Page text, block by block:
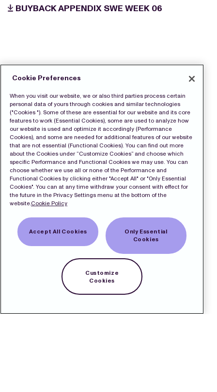
BUYBACK APPENDIX SWE WEEK 06
Cookie Preferences
When you visit our website, we or also third parties process certain
personal data of yours through cookies and similar technologies
("Cookies "). Some of these are essential for our website and its core
features to work (Essential Cookies), some are used to analyze how
our website is used and optimize it accordingly (Performance
Cookies), and some are needed for additional features of our website
that are not essential (Functional Cookies). You can find out more
about the Cookies under “Customize Cookies” and choose which
specific Performance and Functional Cookies we may use. You can
choose whether we use all or none of the Performance and
Functional Cookies by clicking either "Accept All" or "Only Essential
Cookies". You can at any time withdraw your consent with effect for
the future in the Privacy Settings menu at the bottom of the
website.Cookie Policy
Accept All Cookies
Only Essential
Cookies
Customize
Cookies